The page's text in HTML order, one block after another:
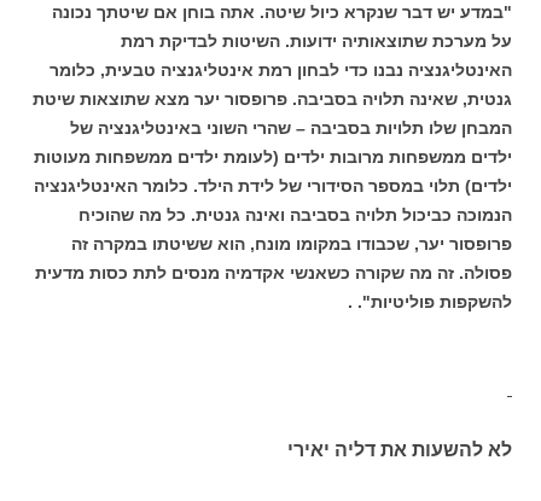
"במדע יש דבר שנקרא כיול שיטה. אתה בוחן אם שיטתך נכונה
על מערכת שתוצאותיה ידועות. השיטות לבדיקת רמת
האינטליגנציה נבנו כדי לבחון רמת אינטליגנציה טבעית, כלומר
גנטית, שאינה תלויה בסביבה. פרופסור יער מצא שתוצאות שיטת
המבחן שלו תלויות בסביבה – שהרי השוני באינטליגנציה של
ילדים ממשפחות מרובות ילדים (לעומת ילדים ממשפחות מעוטות
ילדים) תלוי במספר הסידורי של לידת הילד. כלומר האינטליגנציה
הנמוכה כביכול תלויה בסביבה ואינה גנטית. כל מה שהוכיח
פרופסור יער, שכבודו במקומו מונח, הוא ששיטתו במקרה זה
פסולה. זה מה שקורה כשאנשי אקדמיה מנסים לתת כסות מדעית
להשקפות פוליטיות". .
לא להשעות את דליה יאירי